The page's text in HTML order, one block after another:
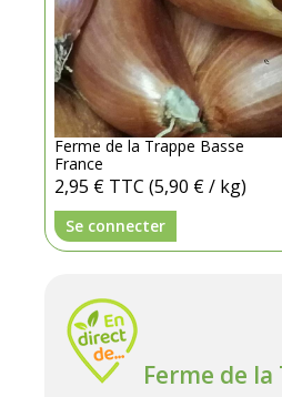
Ferme de la Trappe Basse
France
2,95 € TTC (5,90 € / kg)
Se connecter
Ferme de la